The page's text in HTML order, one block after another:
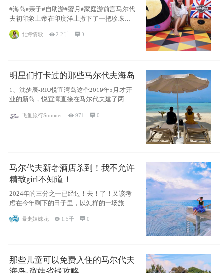
#海岛#亲子#自助游#蜜月#家庭游前言马尔代
夫初印象上帝在印度洋上撒下了一把珍珠，
北海情歌 2.2千 0
明星们打卡过的那些马尔代夫海岛
1、沈梦辰-RIU悦宜湾岛这个2019年5月才开
业的新岛，悦宜湾直接在马尔代夫建了两
飞鱼旅行Summer 971 0
马尔代夫新奢酒店杀到！我不允许
精致girl不知道！
2024年的三分之一已经过！去！了！又该考
虑在今年剩下的日子里，以怎样的一场旅行
暴走姐妹花  1.5千 0
那些儿童可以免费入住的马尔代夫